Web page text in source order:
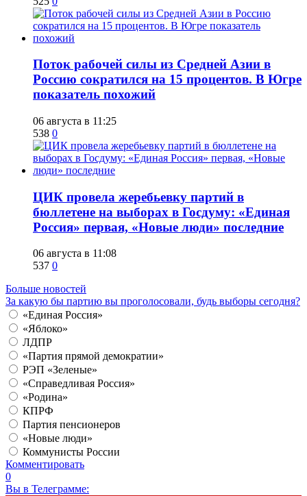
Поток рабочей силы из Средней Азии в
Россию сократился на 15 процентов. В Югре
показатель похожий
06 августа в 11:25
538 0
ЦИК провела жеребьевку партий в
бюллетене на выборах в Госдуму: «Единая
Россия» первая, «Новые люди» последние
06 августа в 11:08
537 0
Больше новостей
За какую бы партию вы проголосовали, будь выборы сегодня?
«Единая Россия»
«Яблоко»
ЛДПР
«Партия прямой демократии»
РЭП «Зеленые»
«Справедливая Россия»
«Родина»
КПРФ
Партия пенсионеров
«Новые люди»
Коммунисты России
Комментировать
0
Вы в Телеграмме: